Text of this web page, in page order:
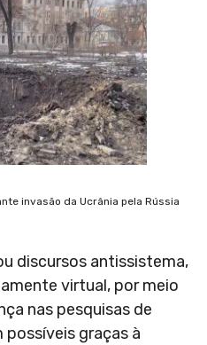
invasão da Ucrânia pela Rússia
discursos antissistema,
virtual, por meio
nas pesquisas de
graças à